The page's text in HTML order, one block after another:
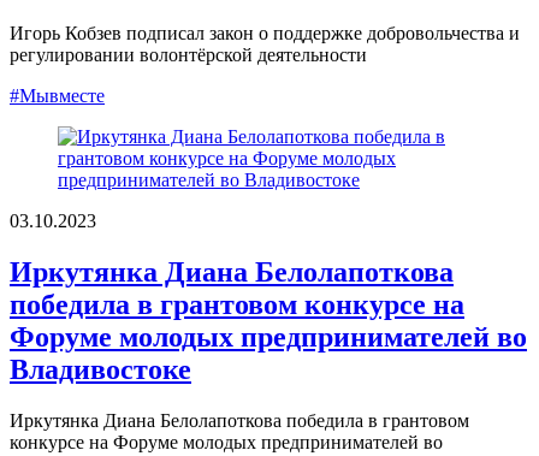
Игорь Кобзев подписал закон о поддержке добровольчества и
регулировании волонтёрской деятельности
#Мывместе
03.10.2023
Иркутянка Диана Белолапоткова
победила в грантовом конкурсе на
Форуме молодых предпринимателей во
Владивостоке
Иркутянка Диана Белолапоткова победила в грантовом
конкурсе на Форуме молодых предпринимателей во